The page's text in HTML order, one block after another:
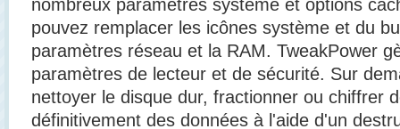
nombreux paramètres système et options
pouvez remplacer les icônes système et du
paramètres réseau et la RAM. TweakPower
paramètres de lecteur et de sécurité. Sur
nettoyer le disque dur, fractionner ou chiffrer
définitivement des données à l'aide d'un